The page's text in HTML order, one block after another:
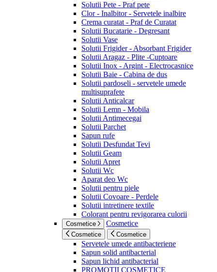
Solutii Pete - Praf pete
Clor - Inalbitor - Servetele inalbire
Crema curatat - Praf de Curatat
Solutii Bucatarie - Degresant
Solutii Vase
Solutii Frigider - Absorbant Frigider
Solutii Aragaz - Plite -Cuptoare
Solutii Inox - Argint - Electrocasnice
Solutii Baie - Cabina de dus
Solutii pardoseli - servetele umede
multisuprafete
Solutii Anticalcar
Solutii Lemn - Mobila
Solutii Antimecegai
Solutii Parchet
Sapun rufe
Solutii Desfundat Tevi
Solutii Geam
Solutii Apret
Solutii Wc
Aparat deo Wc
Solutii pentru piele
Solutii Covoare - Perdele
Solutii intretinere textile
Colorant pentru revigorarea culorii
Cosmetice Cosmetice
Cosmetice Cosmetice
Servetele umede antibacteriene
Sapun solid antibacterial
Sapun lichid antibacterial
PROMOTII COSMETICE